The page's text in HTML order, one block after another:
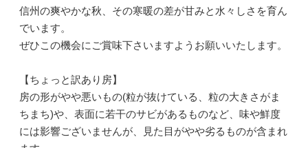
信州の爽やかな秋、その寒暖の差が甘みと水々しさを育ん
でいます。
ぜひこの機会にご賞味下さいますようお願いいたします。
【ちょっと訳あり房】
房の形がやや悪いもの(粒が抜けている、粒の大きさがま
ちまち)や、表面に若干のサビがあるものなど、味や鮮度
には影響ございませんが、見た目がやや劣るものが含まれ